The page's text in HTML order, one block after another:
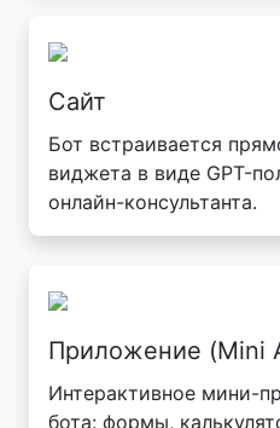
Сайт
Бот встраивается
виджета в виде GPT-
онлайн-консультанта.
Приложение (Mini
Интерактивное мини-
бота: формы,